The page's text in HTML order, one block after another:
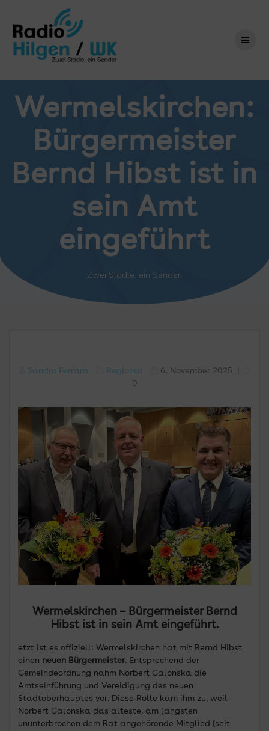
springen
Wermelskirchen:
Bürgermeister
Bernd Hibst ist in
sein Amt
eingeführt
Zwei Städte, ein Sender.
Sandro Ferrara Regional 6. November 2025
0
Wermelskirchen – Bürgermeister Bernd
Hibst ist in sein Amt eingeführt.
etzt ist es offiziell: Wermelskirchen hat mit Bernd Hibst
einen neuen Bürgermeister. Entsprechend der
Gemeindeordnung nahm Norbert Galonska die
Amtseinführung und Vereidigung des neuen
Stadtoberhauptes vor. Diese Rolle kam ihm zu, weil
Norbert Galonska das älteste, am längsten
ununterbrochen dem Rat angehörende Mitglied (seit